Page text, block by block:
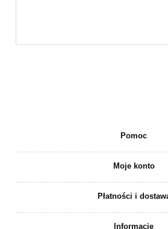
Pomoc
Moje konto
Płatności i
Informacje